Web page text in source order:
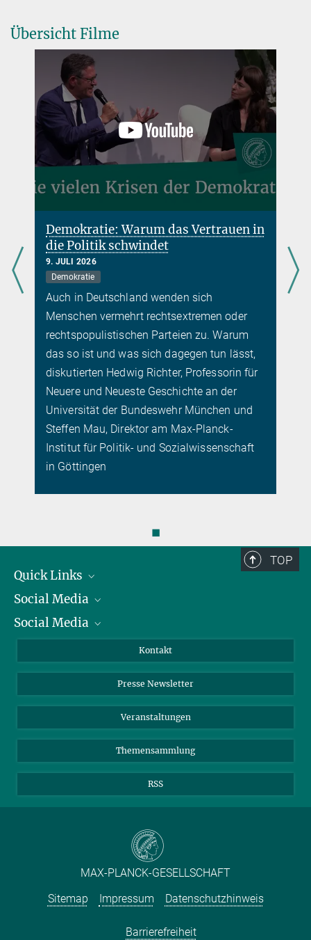
Übersicht Filme
Demokratie: Warum das Vertrauen in
die Politik schwindet
9. JULI 2026
Demokratie
Auch in Deutschland wenden sich
Menschen vermehrt rechtsextremen oder
rechtspopulistischen Parteien zu. Warum
das so ist und was sich dagegen tun lässt,
diskutierten Hedwig Richter, Professorin für
Neuere und Neueste Geschichte an der
Universität der Bundeswehr München und
Steffen Mau, Direktor am Max-Planck-
Institut für Politik- und Sozialwissenschaft
in Göttingen
◼
TOP
Quick Links
Präsident
Zahlen und Fakten
Meldestelle Fehlverhalten
Social Media
Bluesky
TikTok
Social Media
Instagram
YouTube
Kontakt
Presse Newsletter
Veranstaltungen
Themensammlung
RSS
MAX-PLANCK-GESELLSCHAFT
Sitemap
Impressum Datenschutzhinweis
Barrierefreiheit